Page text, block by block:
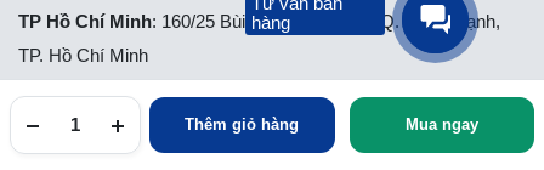
Thêm giỏ hàng Mua ngay
TP Hồ Chí Minh: 160/25 Bùi Đình Túy, P. 12, Q. Bình Thạnh,
TP. Hồ Chí Minh
Đội ngũ tư vấn mua hàng
hàng